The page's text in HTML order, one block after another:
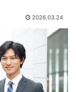
2026.03.24